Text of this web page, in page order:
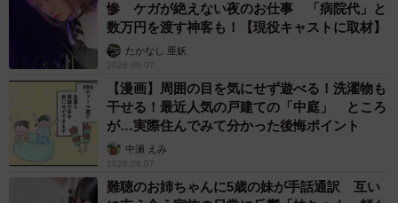
惨 ケガが絶えない夜のお仕事 「病院代」と
数万円を渡す神客も！【現役キャストに取材】
たかなし 亜妖
2026.08.07
【漫画】周囲の目を気にせず遊べる！洗濯物も
干せる！最近人気の戸建ての「中庭」 ところ
が…実際住んでみて分かった後悔ポイント
中瀬 えみ
2026.08.07
難聴のお姉ちゃんに5歳の妹が手話通訳 互い